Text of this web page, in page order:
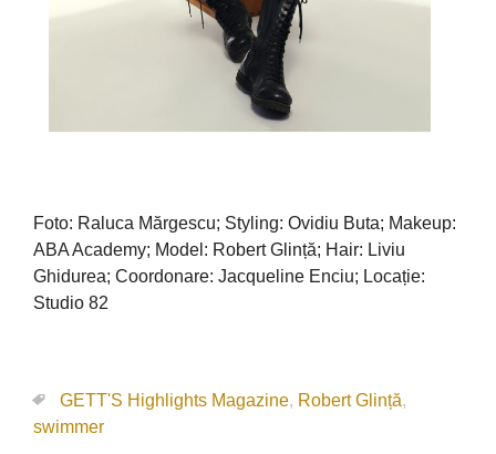
Foto: Raluca Mărgescu; Styling: Ovidiu Buta; Makeup:
ABA Academy; Model: Robert Glință; Hair: Liviu
Ghidurea; Coordonare: Jacqueline Enciu; Locație:
Studio 82
GETT'S Highlights Magazine, Robert Glință,
swimmer